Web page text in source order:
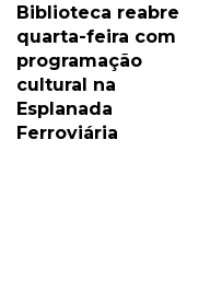
Biblioteca reabre
quarta-feira com
programação
cultural na
Esplanada
Ferroviária